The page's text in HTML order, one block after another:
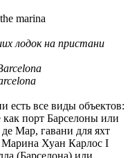
лодок на пристани
есть все виды объектов:
порт Барселоны или
Мар, гавани для яхт
Марина Хуан Карлос I
(Барселона) или